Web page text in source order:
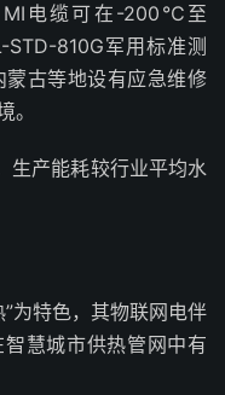
MI电缆可在-200℃至
810G军用标准测
蒙古等地设有应急维修
。
生产能耗较行业平均水
为特色，其物联网电伴
慧城市供热管网中有